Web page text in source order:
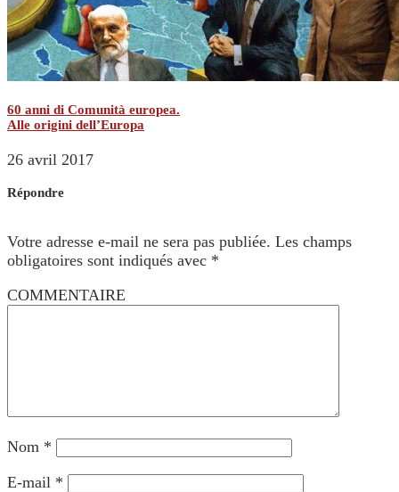
60 anni di Comunità europea.
Alle origini dell’Europa
26 avril 2017
Répondre
Votre adresse e-mail ne sera pas publiée. Les champs
obligatoires sont indiqués avec *
COMMENTAIRE
Nom *
E-mail *